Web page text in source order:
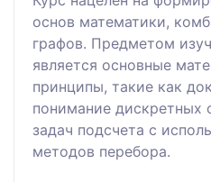
основ математики,
графов. Предметом
является основные
принципы, такие как
понимание дискретных
задач подсчета с
методов перебора.